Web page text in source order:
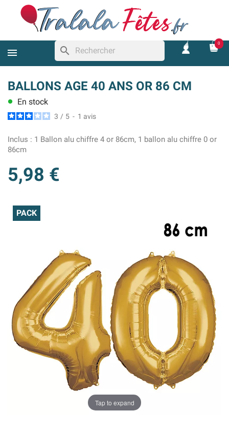
search
0
BALLONS AGE 40 ANS OR 86 CM
lens En stock
3 / 5 - 1 avis
Inclus : 1 Ballon alu chiffre 4 or 86cm, 1 ballon alu chiffre 0 or
86cm
5,98 €
PACK
Tap to expand